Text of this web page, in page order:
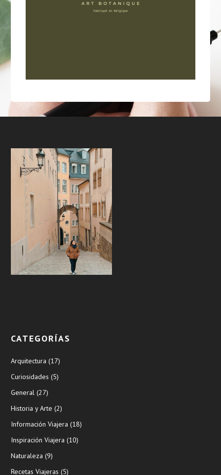
CATEGORÍAS
Arquitectura (17)
Curiosidades (5)
General (27)
Historia y Arte (2)
Información Viajera (18)
Inspiración Viajera (10)
Naturaleza (9)
Recetas Viajeras (5)